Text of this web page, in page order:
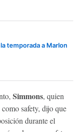
temporada a Marlon
Simmons, quien
como safety, dijo que
durante el